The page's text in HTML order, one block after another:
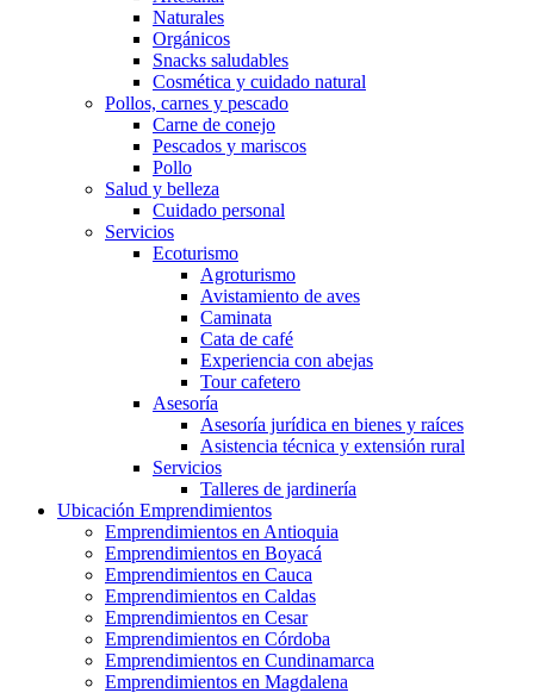
Naturales
Orgánicos
Snacks saludables
Cosmética y cuidado natural
Pollos, carnes y pescado
Carne de conejo
Pescados y mariscos
Pollo
Salud y belleza
Cuidado personal
Servicios
Ecoturismo
Agroturismo
Avistamiento de aves
Caminata
Cata de café
Experiencia con abejas
Tour cafetero
Asesoría
Asesoría jurídica en bienes y raíces
Asistencia técnica y extensión rural
Servicios
Talleres de jardinería
Ubicación Emprendimientos
Emprendimientos en Antioquia
Emprendimientos en Boyacá
Emprendimientos en Cauca
Emprendimientos en Caldas
Emprendimientos en Cesar
Emprendimientos en Córdoba
Emprendimientos en Cundinamarca
Emprendimientos en Magdalena